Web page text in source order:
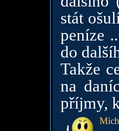
stát
peníze
do
Takže
na
příjmy,